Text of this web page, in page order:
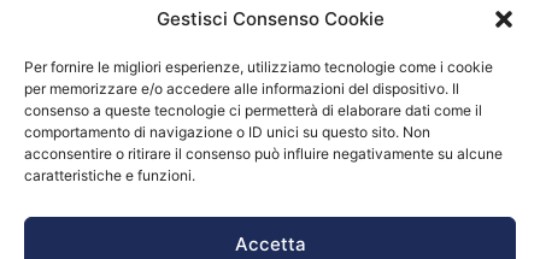
Gestisci Consenso Cookie
Per fornire le migliori esperienze, utilizziamo tecnologie come i cookie
per memorizzare e/o accedere alle informazioni del dispositivo. Il
consenso a queste tecnologie ci permetterà di elaborare dati come il
comportamento di navigazione o ID unici su questo sito. Non
acconsentire o ritirare il consenso può influire negativamente su alcune
caratteristiche e funzioni.
Accetta
Serve aiuto? scrivi a
info@promoimpresa.it